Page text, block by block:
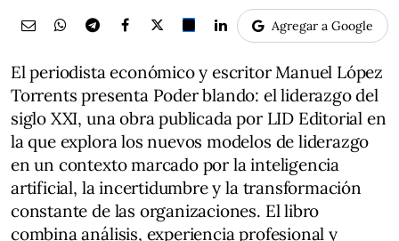
Agregar a Google
El periodista económico y escritor Manuel López
Torrents presenta Poder blando: el liderazgo del
siglo XXI, una obra publicada por LID Editorial en
la que explora los nuevos modelos de liderazgo
en un contexto marcado por la inteligencia
artificial, la incertidumbre y la transformación
constante de las organizaciones. El libro
combina análisis, experiencia profesional y